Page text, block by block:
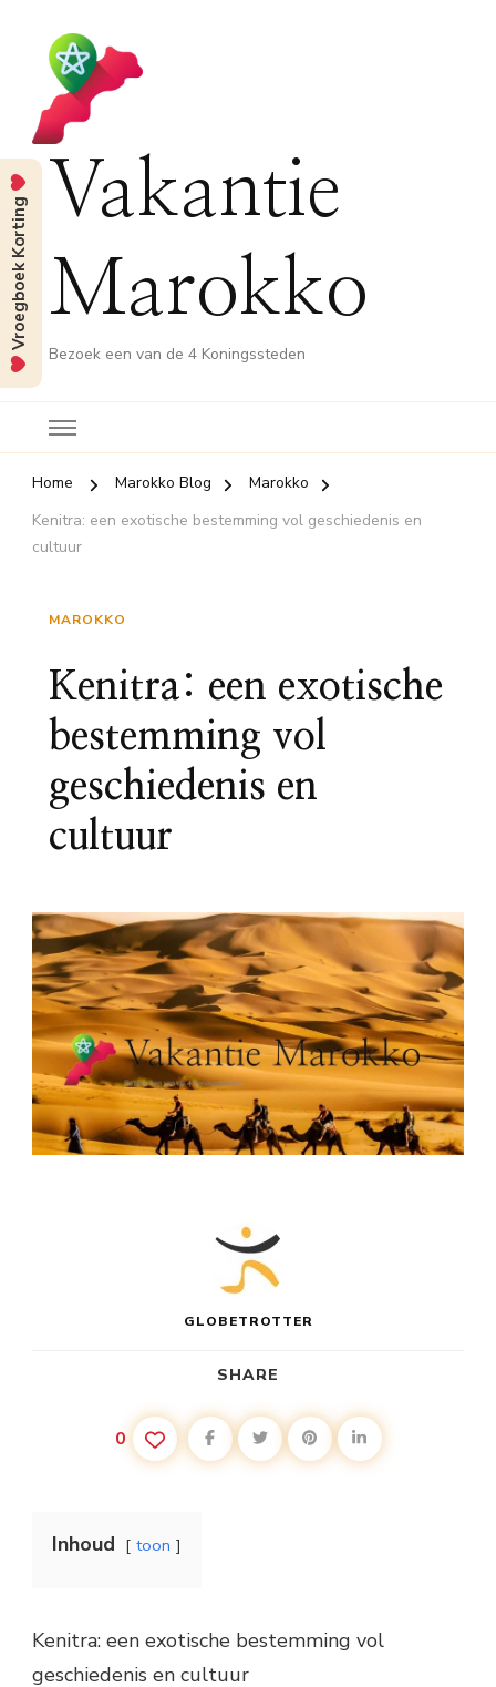
Vakantie
Marokko
Bezoek een van de 4 Koningssteden
Home Marokko Blog
Marokko
Kenitra: een exotische bestemming vol geschiedenis en
cultuur
MAROKKO
Kenitra: een exotische
bestemming vol
geschiedenis en
cultuur
GLOBETROTTER
SHARE
0
Inhoud toon
Kenitra: een exotische bestemming vol
geschiedenis en cultuur
Vroegboek Korting